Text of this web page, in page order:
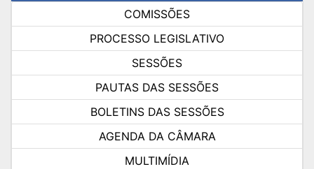
COMISSÕES
PROCESSO LEGISLATIVO
SESSÕES
PAUTAS DAS SESSÕES
BOLETINS DAS SESSÕES
AGENDA DA CÂMARA
MULTIMÍDIA